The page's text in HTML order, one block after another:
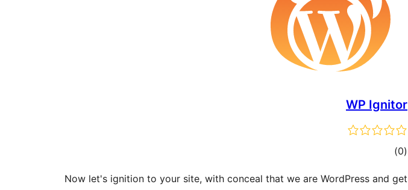
WP Ignitor
(0 مجموع)
Now let's ignition to your site, with conceal that we are WordPress and get